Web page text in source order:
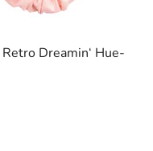
Dreamin‘ Hue-